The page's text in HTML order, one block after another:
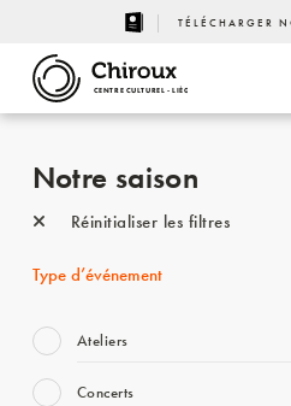
TÉLÉCHARGER
CENTRE CULTUREL - LIÈGE
Notre saison
Réinitialiser les filtres
Type d’événement
Ateliers
Concerts